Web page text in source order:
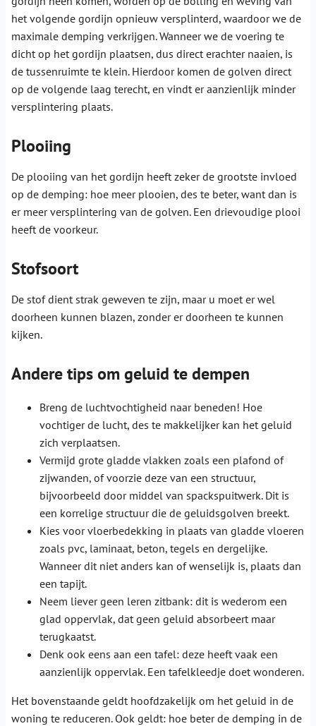
het volgende gordijn opnieuw versplinterd, waardoor we de
maximale demping verkrijgen. Wanneer we de voering te
dicht op het gordijn plaatsen, dus direct erachter naaien, is
de tussenruimte te klein. Hierdoor komen de golven direct
op de volgende laag terecht, en vindt er aanzienlijk minder
versplintering plaats.
Plooiing
De plooiing van het gordijn heeft zeker de grootste invloed
op de demping: hoe meer plooien, des te beter, want dan is
er meer versplintering van de golven. Een drievoudige plooi
heeft de voorkeur.
Stofsoort
De stof dient strak geweven te zijn, maar u moet er wel
doorheen kunnen blazen, zonder er doorheen te kunnen
kijken.
Andere tips om geluid te dempen
Breng de luchtvochtigheid naar beneden! Hoe
vochtiger de lucht, des te makkelijker kan het geluid
zich verplaatsen.
Vermijd grote gladde vlakken zoals een plafond of
zijwanden, of voorzie deze van een structuur,
bijvoorbeeld door middel van spackspuitwerk. Dit is
een korrelige structuur die de geluidsgolven breekt.
Kies voor vloerbedekking in plaats van gladde vloeren
zoals pvc, laminaat, beton, tegels en dergelijke.
Wanneer dit niet anders kan of wenselijk is, plaats dan
een tapijt.
Neem liever geen leren zitbank: dit is wederom een
glad oppervlak, dat geen geluid absorbeert maar
terugkaatst.
Denk ook eens aan een tafel: deze heeft vaak een
aanzienlijk oppervlak. Een tafelkleedje doet wonderen.
Het bovenstaande geldt hoofdzakelijk om het geluid in de
woning te reduceren. Ook geldt: hoe beter de demping in de